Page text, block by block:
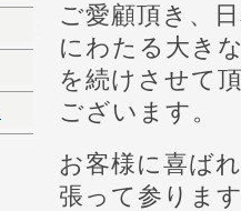
ご愛顧頂き、
にわたる大き
を続けさせて
ございます。
お客様に喜ば
張って参りま